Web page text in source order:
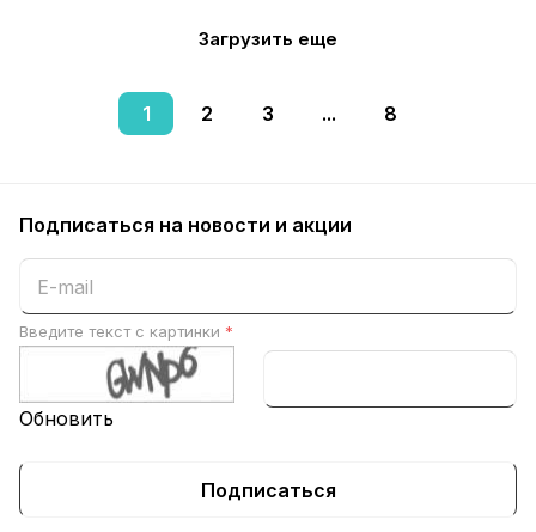
Загрузить еще
1 2 3 ... 8
Подписаться на новости и акции
Введите текст с картинки *
Обновить
Подписаться